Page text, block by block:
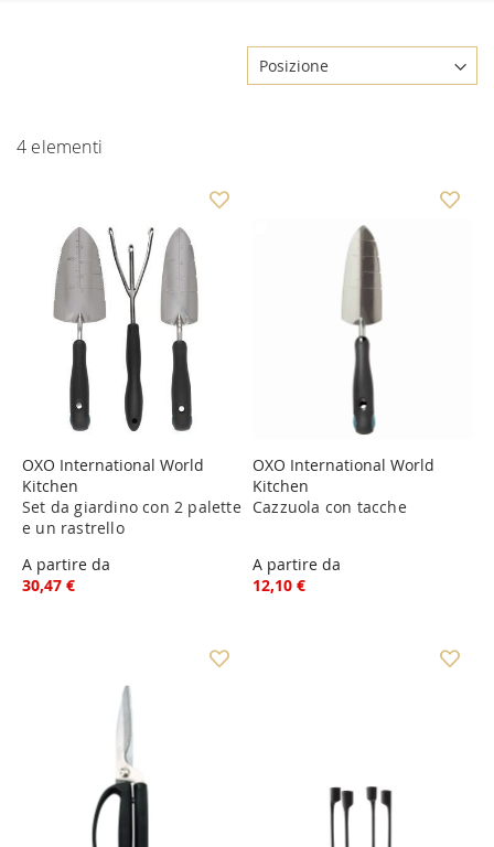
4 elementi
OXO International World
Kitchen
Set da giardino con 2 palette
e un rastrello
A partire da
30,47 €
OXO International World
Kitchen
Cazzuola con tacche
A partire da
12,10 €